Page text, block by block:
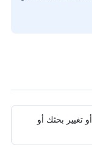
تغيير بحثك أو